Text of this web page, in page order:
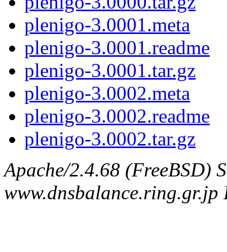
plenigo-3.0001.meta
plenigo-3.0001.readme
plenigo-3.0001.tar.gz
plenigo-3.0002.meta
plenigo-3.0002.readme
plenigo-3.0002.tar.gz
Apache/2.4.68 (FreeBSD)
www.dnsbalance.ring.gr.jp